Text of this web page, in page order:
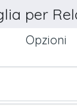
per
Opzioni